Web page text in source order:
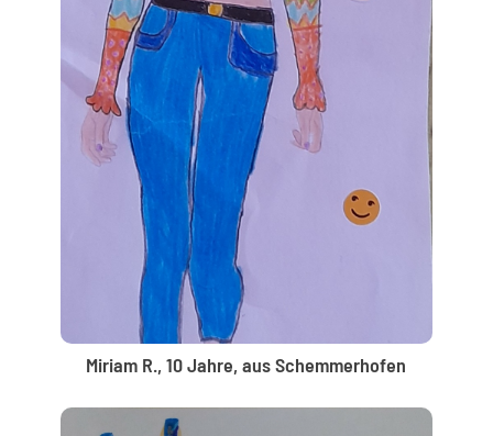
Miriam R., 10 Jahre, aus Schemmerhofen